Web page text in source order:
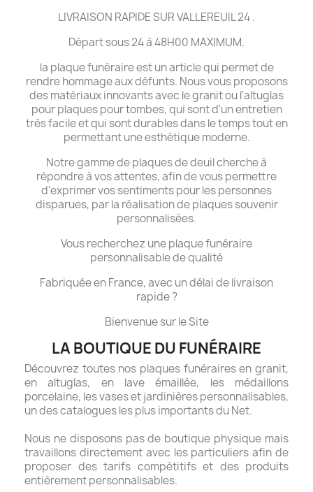
LIVRAISON RAPIDE SUR VALLEREUIL 24 .
Départ sous 24 à 48H00 MAXIMUM.
la plaque funéraire est un article qui permet de
rendre hommage aux défunts. Nous vous proposons
des matériaux innovants avec le granit ou l'altuglas
pour plaques pour tombes, qui sont d'un entretien
très facile et qui sont durables dans le temps tout en
permettant une esthétique moderne.
Notre gamme de plaques de deuil cherche à
répondre à vos attentes, afin de vous permettre
d'exprimer vos sentiments pour les personnes
disparues, par la réalisation de plaques souvenir
personnalisées.
Vous recherchez une plaque funéraire
personnalisable de qualité
Fabriquée en France, avec un délai de livraison
rapide ?
Bienvenue sur le Site
LA BOUTIQUE DU FUNÉRAIRE
Découvrez toutes nos plaques funéraires en granit,
en altuglas, en lave émaillée, les médaillons
porcelaine, les vases et jardinières personnalisables,
un des catalogues les plus importants du Net.
Nous ne disposons pas de boutique physique mais
travaillons directement avec les particuliers afin de
proposer des tarifs compétitifs et des produits
entièrement personnalisables.